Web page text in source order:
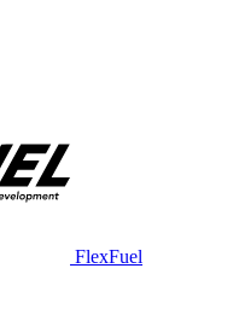
FlexFuel